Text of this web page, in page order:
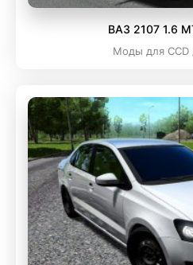
ВАЗ 2107 1.6
Моды для